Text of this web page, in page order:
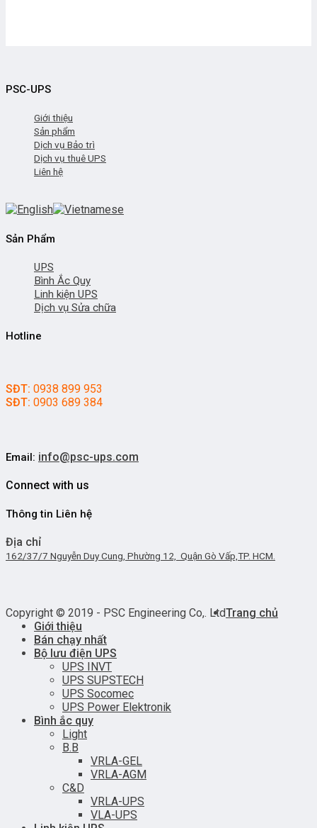
PSC-UPS
Giới thiệu
Sản phẩm
Dịch vụ Bảo trì
Dịch vụ thuê UPS
Liên hệ
Sản Phẩm
UPS
Bình Ắc Quy
Linh kiện UPS
Dịch vụ Sửa chữa
Hotline
SĐT: 0938 899 953
SĐT: 0903 689 384
Email: info@psc-ups.com
Connect with us
Thông tin Liên hệ
Địa chỉ
162/37/7 Nguyễn Duy Cung, Phường 12, Quận Gò Vấp,TP. HCM.
Copyright © 2019 - PSC Engineering Co,. LtdTrang chủ
Giới thiệu
Bán chạy nhất
Bộ lưu điện UPS
UPS INVT
UPS SUPSTECH
UPS Socomec
UPS Power Elektronik
Bình ắc quy
Light
B.B
VRLA-GEL
VRLA-AGM
C&D
VRLA-UPS
VLA-UPS